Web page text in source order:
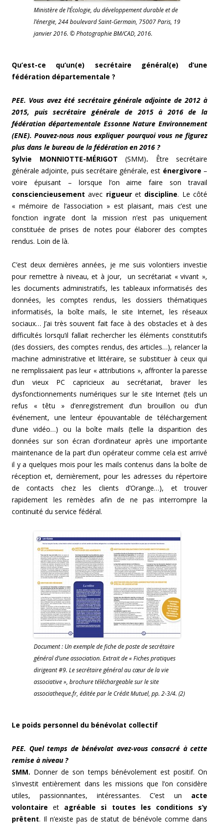
Ministère de l’Écologie, du développement durable et de
l’énergie, 244 boulevard Saint-Germain, 75007 Paris, 19
janvier 2016. © Photographie BM/CAD, 2016.
Qu’est-ce qu’un(e) secrétaire général(e) d’une
fédération départementale ?
PEE. Vous avez été secrétaire générale adjointe de 2012 à
2015, puis secrétaire générale de 2015 à 2016 de la
fédération départementale Essonne Nature Environnement
(ENE). Pouvez-nous nous expliquer pourquoi vous ne figurez
plus dans le bureau de la fédération en 2016 ?
Sylvie MONNIOTTE-MÉRIGOT (SMM). Être secrétaire
générale adjointe, puis secrétaire générale, est énergivore –
voire épuisant – lorsque l’on aime faire son travail
consciencieusement avec rigueuret discipline. Le côté
« mémoire de l’association » est plaisant, mais c’est une
fonction ingrate dont la mission n’est pas uniquement
constituée de prises de notes pour élaborer des comptes
rendus. Loin de là.
C’est deux dernières années, je me suis volontiers investie
pour remettre à niveau, et à jour, un secrétariat « vivant »,
les documents administratifs, les tableaux informatisés des
données, les comptes rendus, les dossiers thématiques
informatisés, la boîte mails, le site Internet, les réseaux
sociaux… J’ai très souvent fait face à des obstacles et à des
difficultés lorsqu’il fallait rechercher les éléments constitutifs
(des dossiers, des comptes rendus, des articles…), relancer la
machine administrative et littéraire, se substituer à ceux qui
ne remplissaient pas leur « attributions », affronter la paresse
d’un vieux PC capricieux au secrétariat, braver les
dysfonctionnements numériques sur le site Internet (tels un
refus « têtu » d’enregistrement d’un brouillon ou d’un
événement, une lenteur épouvantable de téléchargement
d’une vidéo…) ou la boîte mails (telle la disparition des
données sur son écran d’ordinateur après une importante
maintenance de la part d’un opérateur comme cela est arrivé
il y a quelques mois pour les mails contenus dans la boîte de
réception et, dernièrement, pour les adresses du répertoire
de contacts chez les clients d’Orange…), et trouver
rapidement les remèdes afin de ne pas interrompre la
continuité du service fédéral.
Document : Un exemple de fiche de poste de secrétaire
général d’une association. Extrait de « Fiches pratiques
dirigeant #9. Le secrétaire général au cœur de la vie
associative », brochure téléchargeable sur le site
associatheque.fr, éditée par le Crédit Mutuel, pp. 2-3/4. (2)
Le poids personnel du bénévolat collectif
PEE. Quel temps de bénévolat avez-vous consacré à cette
remise à niveau ?
SMM. Donner de son temps bénévolement est positif. On
s’investit entièrement dans les missions que l’on considère
utiles, passionnantes, intéressantes. C’est un acte
volontaire et agréable si toutes les conditions s’y
prêtent. Il n’existe pas de statut de bénévole comme dans